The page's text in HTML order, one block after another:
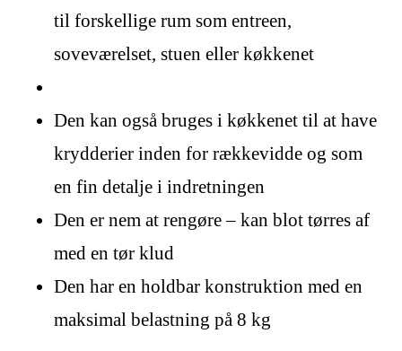
til forskellige rum som entreen,
soveværelset, stuen eller køkkenet
Den kan også bruges i køkkenet til at have
krydderier inden for rækkevidde og som
en fin detalje i indretningen
Den er nem at rengøre – kan blot tørres af
med en tør klud
Den har en holdbar konstruktion med en
maksimal belastning på 8 kg